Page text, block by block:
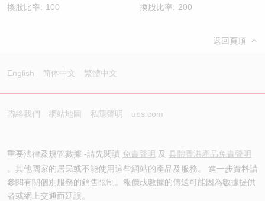
換股比率: 100
換股比率: 200
返回頁頂
English 简体中文 繁體中文
聯絡我們 網站地圖 私隱聲明 ubs.com
重要法律及規管數據 -請先閱讀 免責聲明 及 具體香港產品免責聲明
。其他國家的居民或不能使用這些網站的產品及服務。 進一步資料請
參閱有關個別服務的銷售限制。報價或數據的傳送可能因為數據提供
者或網上交通而延誤。